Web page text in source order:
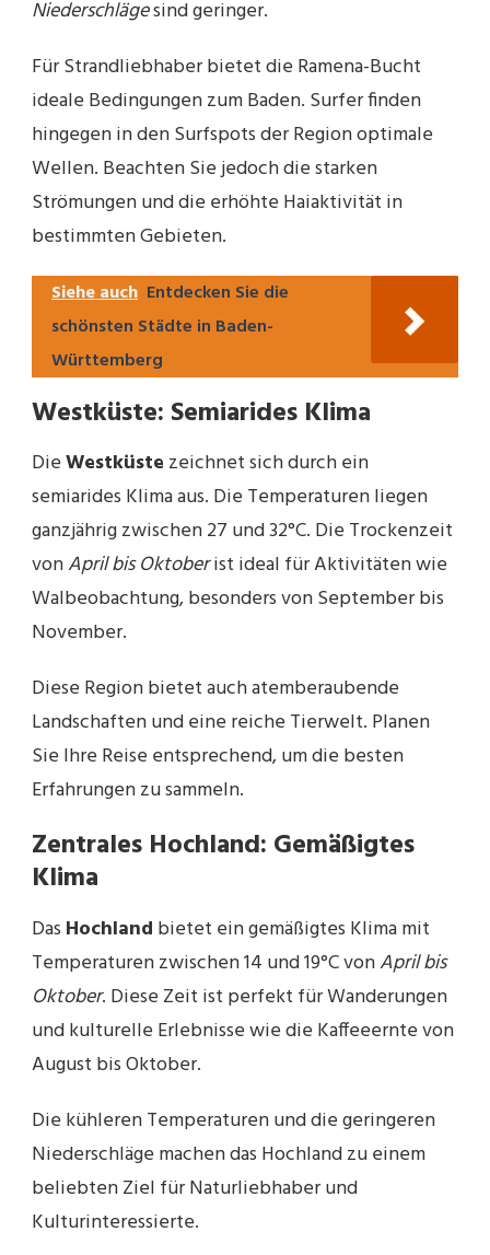
Niederschlägesind geringer.
Für Strandliebhaber bietet die Ramena-Bucht
ideale Bedingungen zum Baden. Surfer finden
hingegen in den Surfspots der Region optimale
Wellen. Beachten Sie jedoch die starken
Strömungen und die erhöhte Haiaktivität in
bestimmten Gebieten.
Siehe auch Entdecken Sie die
schönsten Städte in Baden-
Württemberg
Westküste: Semiarides Klima
DieWestküste zeichnet sich durch ein
semiarides Klima aus. Die Temperaturen liegen
ganzjährig zwischen 27 und 32°C. Die Trockenzeit
vonApril bis Oktoberist ideal für Aktivitäten wie
Walbeobachtung, besonders von September bis
November.
Diese Region bietet auch atemberaubende
Landschaften und eine reiche Tierwelt. Planen
Sie Ihre Reise entsprechend, um die besten
Erfahrungen zu sammeln.
Zentrales Hochland: Gemäßigtes
Klima
Das Hochland bietet ein gemäßigtes Klima mit
Temperaturen zwischen 14 und 19°C vonApril bis
Oktober. Diese Zeit ist perfekt für Wanderungen
und kulturelle Erlebnisse wie die Kaffeeernte von
August bis Oktober.
Die kühleren Temperaturen und die geringeren
Niederschläge machen das Hochland zu einem
beliebten Ziel für Naturliebhaber und
Kulturinteressierte.